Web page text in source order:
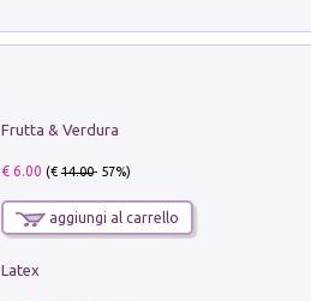
Frutta & Verdura
€ 6.00 (€14.00- 57%)
aggiungi al carrello
Latex